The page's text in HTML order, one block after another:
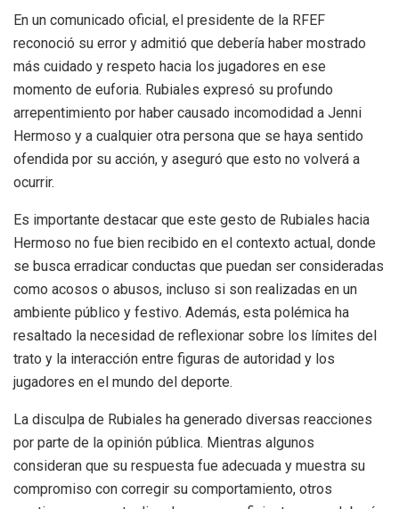
En un comunicado oficial, el presidente de la RFEF
reconoció su error y admitió que debería haber mostrado
más cuidado y respeto hacia los jugadores en ese
momento de euforia. Rubiales expresó su profundo
arrepentimiento por haber causado incomodidad a Jenni
Hermoso y a cualquier otra persona que se haya sentido
ofendida por su acción, y aseguró que esto no volverá a
ocurrir.
Es importante destacar que este gesto de Rubiales hacia
Hermoso no fue bien recibido en el contexto actual, donde
se busca erradicar conductas que puedan ser consideradas
como acosos o abusos, incluso si son realizadas en un
ambiente público y festivo. Además, esta polémica ha
resaltado la necesidad de reflexionar sobre los límites del
trato y la interacción entre figuras de autoridad y los
jugadores en el mundo del deporte.
La disculpa de Rubiales ha generado diversas reacciones
por parte de la opinión pública. Mientras algunos
consideran que su respuesta fue adecuada y muestra su
compromiso con corregir su comportamiento, otros